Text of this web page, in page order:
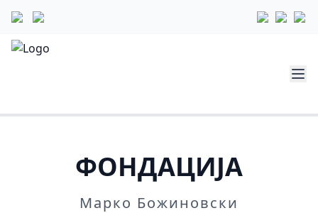
ФОНДАЦИЈА
Марко Божиновски